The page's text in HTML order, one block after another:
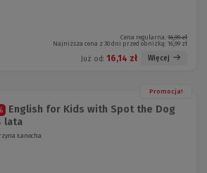
Cena regularna: 16,99 zł
Najniższa cena z 30 dni przed obniżką: 16,99 zł
Już od: 16,14 zł Więcej
Promocja!
English for Kids with Spot the Dog
lata
Łanocha